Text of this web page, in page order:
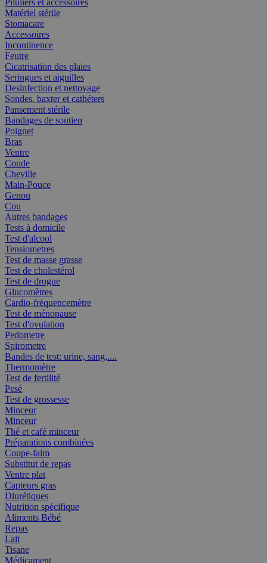
Piluliers et accessoires
Matériel stérile
Stomacare
Accessoires
Incontinence
Feutre
Cicatrisation des plaies
Seringues et aiguilles
Desinfection et nettoyage
Sondes, baxter et cathéters
Pansement stérile
Bandages de soutien
Poignet
Bras
Ventre
Coude
Cheville
Main-Pouce
Genou
Cou
Autres bandages
Tests à domicile
Test d'alcool
Tensiometres
Test de masse grasse
Test de cholestérol
Test de drogue
Glucomètres
Cardio-fréquencemètre
Test de ménopause
Test d'ovulation
Pedometre
Spirometre
Bandes de test: urine, sang,....
Thermomètre
Test de fertilité
Pesé
Test de grossesse
Minceur
Minceur
Thé et café minceur
Préparations combinées
Coupe-faim
Substitut de repas
Ventre plat
Capteurs gras
Diurétiques
Nutrition spécifique
Aliments Bébé
Repas
Lait
Tisane
Médicament